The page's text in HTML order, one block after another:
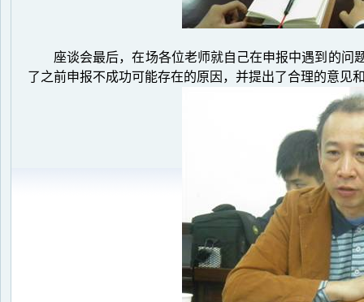
座谈会最后，在场各位老师就自己在申报中遇到的问
了之前申报不成功可能存在的原因，并提出了合理的意见